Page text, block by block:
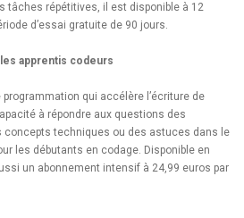
tâches répétitives, il est disponible à 12
d’essai gratuite de 90 jours.
apprentis codeurs
qui accélère l’écriture de
à répondre aux questions des
concepts techniques ou des astuces dans le
les débutants en codage. Disponible en
un abonnement intensif à 24,99 euros par